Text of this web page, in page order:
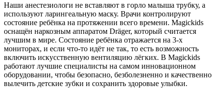
Наши анестезиологи не вставляют в горло малыша трубку, а
используют ларингеальную маску. Врачи контролируют
состояние ребёнка на протяжении всего времени. Magickids
оснащён наркозным аппаратом Dräger, который считается
лучшим в мире. Состояние ребёнка отражается на 3-х
мониторах, и если что-то идёт не так, то есть возможность
включить искусственную вентиляцию лёгких. В Magickids
работают лучшие специалисты на самом инновационном
оборудовании, чтобы безопасно, безболезненно и качественно
вылечить детские зубки и сохранить здоровые улыбки.